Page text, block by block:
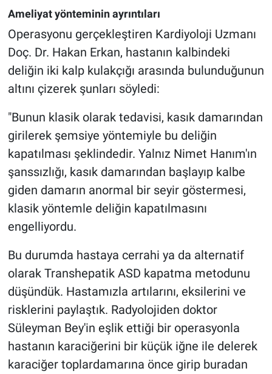
Ameliyat yönteminin ayrıntıları
Operasyonu gerçekleştiren Kardiyoloji Uzmanı
Doç. Dr. Hakan Erkan, hastanın kalbindeki
deliğin iki kalp kulakçığı arasında bulunduğunun
altını çizerek şunları söyledi:
"Bunun klasik olarak tedavisi, kasık damarından
girilerek şemsiye yöntemiyle bu deliğin
kapatılması şeklindedir. Yalnız Nimet Hanım'ın
şanssızlığı, kasık damarından başlayıp kalbe
giden damarın anormal bir seyir göstermesi,
klasik yöntemle deliğin kapatılmasını
engelliyordu.
Bu durumda hastaya cerrahi ya da alternatif
olarak Transhepatik ASD kapatma metodunu
düşündük. Hastamızla artılarını, eksilerini ve
risklerini paylaştık. Radyolojiden doktor
Süleyman Bey'in eşlik ettiği bir operasyonla
hastanın karaciğerini bir küçük iğne ile delerek
karaciğer toplardamarına önce girip buradan